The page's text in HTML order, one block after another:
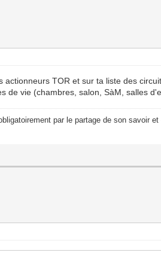
TOR et sur ta liste des
de vie (chambres, salon, SàM, salles
par le partage de son savoir